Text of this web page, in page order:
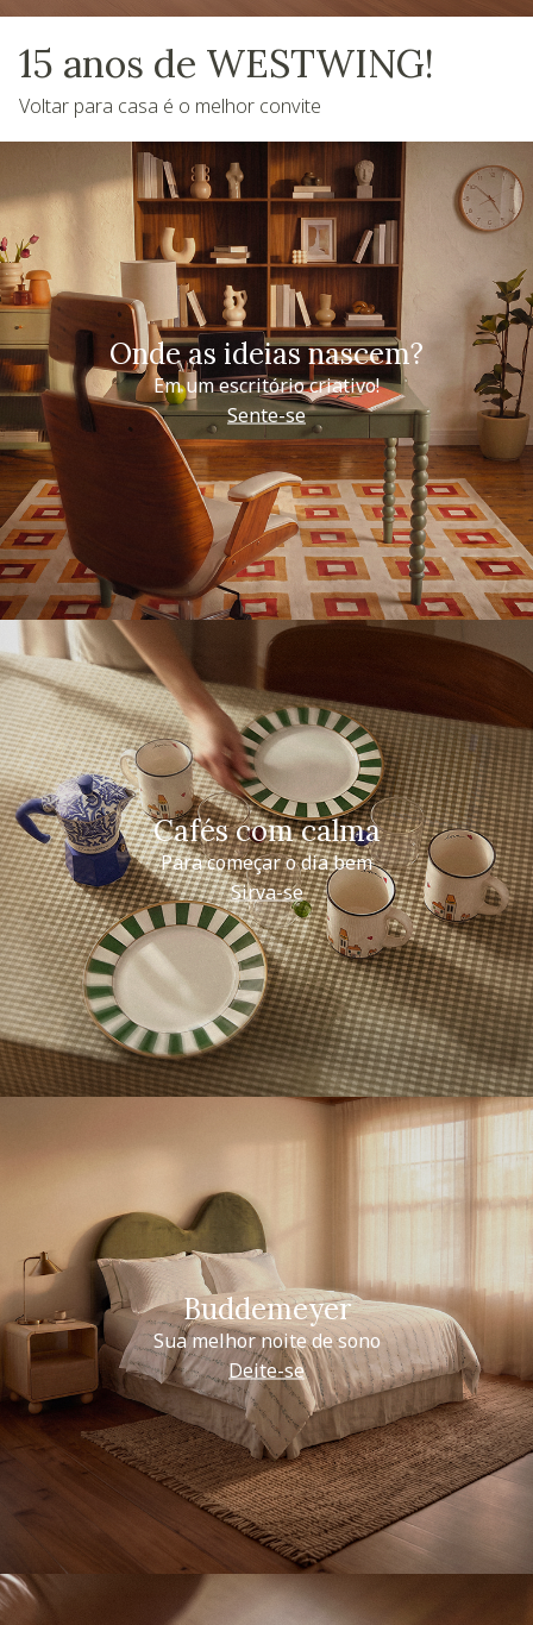
15 anos de WESTWING!
Voltar para casa é o melhor convite
Onde as ideias nascem?
Em um escritório criativo!
Sente-se
Cafés com calma
Para começar o dia bem
Sirva-se
Buddemeyer
Sua melhor noite de sono
Deite-se